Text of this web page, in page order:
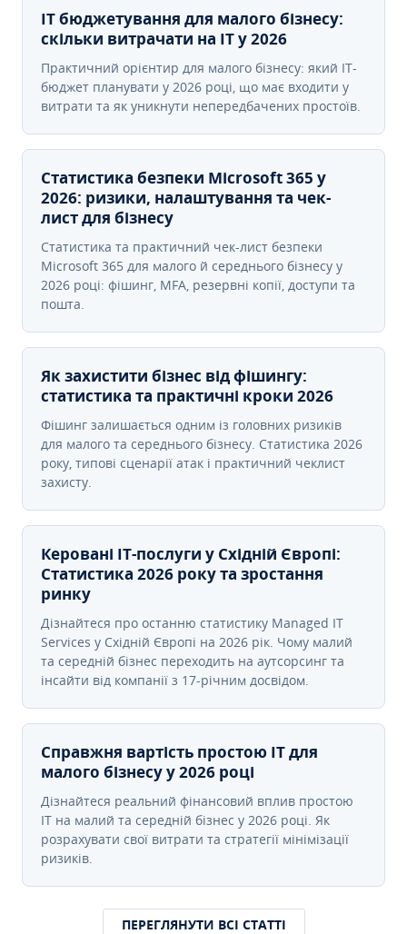
IT бюджетування для малого бізнесу:
скільки витрачати на IT у 2026
Практичний орієнтир для малого бізнесу: який IT-
бюджет планувати у 2026 році, що має входити у
витрати та як уникнути непередбачених простоїв.
Статистика безпеки Microsoft 365 у
2026: ризики, налаштування та чек-
лист для бізнесу
Статистика та практичний чек-лист безпеки
Microsoft 365 для малого й середнього бізнесу у
2026 році: фішинг, MFA, резервні копії, доступи та
пошта.
Як захистити бізнес від фішингу:
статистика та практичні кроки 2026
Фішинг залишається одним із головних ризиків
для малого та середнього бізнесу. Статистика 2026
року, типові сценарії атак і практичний чеклист
захисту.
Керовані ІТ-послуги у Східній Європі:
Статистика 2026 року та зростання
ринку
Дізнайтеся про останню статистику Managed IT
Services у Східній Європі на 2026 рік. Чому малий
та середній бізнес переходить на аутсорсинг та
інсайти від компанії з 17-річним досвідом.
Справжня вартість простою IT для
малого бізнесу у 2026 році
Дізнайтеся реальний фінансовий вплив простою
IT на малий та середній бізнес у 2026 році. Як
розрахувати свої витрати та стратегії мінімізації
ризиків.
ПЕРЕГЛЯНУТИ ВСІ СТАТТІ